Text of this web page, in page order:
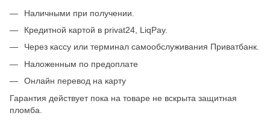
Наличными при получении.
Кредитной картой в privat24, LiqPay.
Через кассу или терминал самообслуживания Приватбанк.
Наложенным по предоплате
Онлайн перевод на карту
Гарантия действует пока на товаре не вскрыта защитная
пломба.